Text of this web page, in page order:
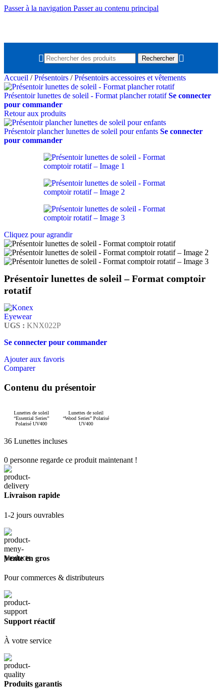
Passer à la navigation Passer au contenu principal
Rechercher
Accueil / Présentoirs / Présentoirs accessoires et vêtements
Présentoir lunettes de soleil - Format plancher rotatifSe connecter
pour commander
Retour aux produits
Présentoir plancher lunettes de soleil pour enfants Se connecter
pour commander
Cliquez pour agrandir
Présentoir lunettes de soleil – Format comptoir
rotatif
UGS : KNX022P
Se connecter pour commander
Ajouter aux favoris
Comparer
Contenu du présentoir
Lunettes de soleil
“Essential Series”
Polarisé UV400
Lunettes de soleil
“Wood Series” Polarisé
UV400
36 Lunettes incluses
0 personne regarde ce produit maintenant !
Livraison rapide
1-2 jours ouvrables
Vente en gros
Pour commerces & distributeurs
Support réactif
À votre service
Produits garantis